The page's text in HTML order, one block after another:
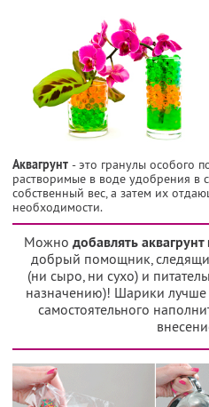
Аквагрунт - это гранулы особого
растворимые в воде удобрения в
собственный вес, а затем их
необходимости.
Можно добавлять
добрый помощник,
(ни сыро, ни сухо) и
назначению)! Шарики лучше
самостоятельного